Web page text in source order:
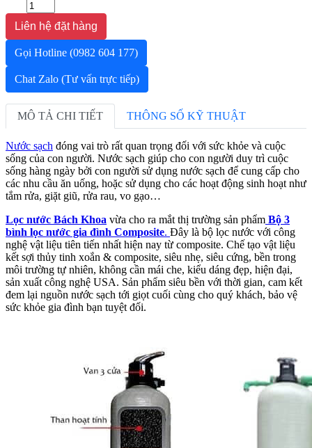
Liên hệ đặt hàng
Gọi Hotline (0982 604 177)
Chat Zalo (Tư vấn trực tiếp)
MÔ TẢ CHI TIẾT THÔNG SỐ KỸ THUẬT
Nước sạch đóng vai trò rất quan trọng đối với sức khỏe và cuộc
sống của con người. Nước sạch giúp cho con người duy trì cuộc
sống hàng ngày bởi con người sử dụng nước sạch để cung cấp cho
các nhu cầu ăn uống, hoặc sử dụng cho các hoạt động sinh hoạt như
tắm rửa, giặt giũ, rửa rau, vo gạo…
Lọc nước Bách Khoa vừa cho ra mắt thị trường sản phẩm Bộ 3
bình lọc nước gia đình Composite. Đây là bộ lọc nước với công
nghệ vật liệu tiên tiến nhất hiện nay từ composite. Chế tạo vật liệu
kết sợi thủy tinh xoắn & composite, siêu nhẹ, siêu cứng, bền trong
môi trường tự nhiên, không cần mái che, kiểu dáng đẹp, hiện đại,
sản xuất công nghệ USA. Sản phẩm siêu bền với thời gian, cam kết
đem lại nguồn nước sạch tới giọt cuối cùng cho quý khách, bảo vệ
sức khỏe gia đình bạn tuyệt đối.